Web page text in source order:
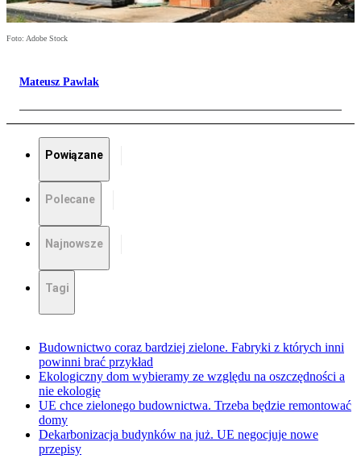
Foto: Adobe Stock
Mateusz Pawlak
Powiązane
Polecane
Najnowsze
Tagi
Budownictwo coraz bardziej zielone. Fabryki z których inni
powinni brać przykład
Ekologiczny dom wybieramy ze względu na oszczędności a
nie ekologię
UE chce zielonego budownictwa. Trzeba będzie remontować
domy
Dekarbonizacja budynków na już. UE negocjuje nowe
przepisy